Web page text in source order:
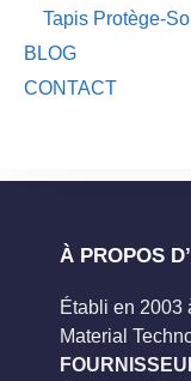
Tapis Protège-
BLOG
CONTACT
À PROPOS
Établi en 2003
Material